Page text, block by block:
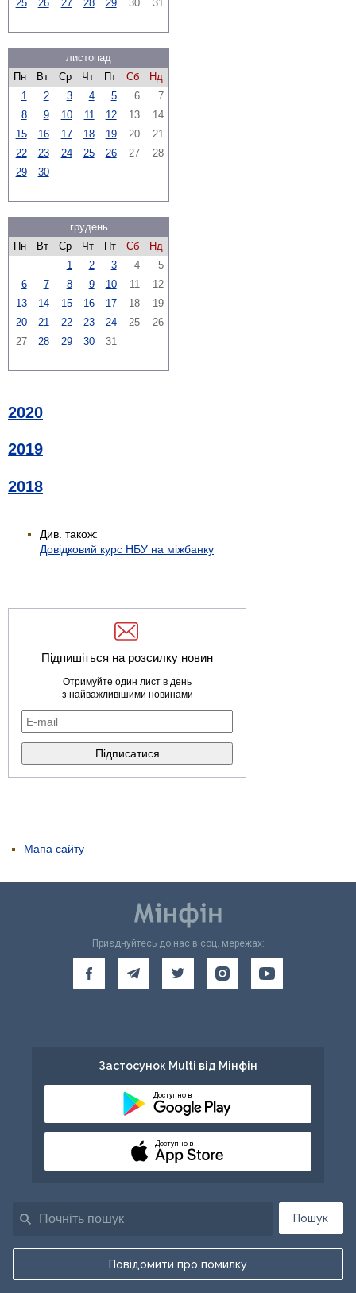
25 26 27 28 29 30 31
листопад
Пн
Вт Ср Чт Пт Сб
Нд
1
2 3 4 5 6
7
8
9 10 11 12 13
14
15
16 17 18 19 20
21
22
23 24 25 26 27
28
29
30
грудень
Пн
Вт Ср Чт Пт Сб
Нд
1
2 3 4
5
6
7 8 9 10 11
12
13
14 15 16 17 18
19
20
21 22 23 24 25
26
27
28 29 30 31
2020
2019
2018
Див. також:
Довідковий курс НБУ на міжбанку
Підпишіться на розсилку новин
Отримуйте один лист в день
з найважливішими новинами
Мапа сайту
Пошук
Повідомити про помилку
Приєднуйтесь до нас в соц. мережах:
Застосунок Multi від Мінфін
Доступно в
Доступно в